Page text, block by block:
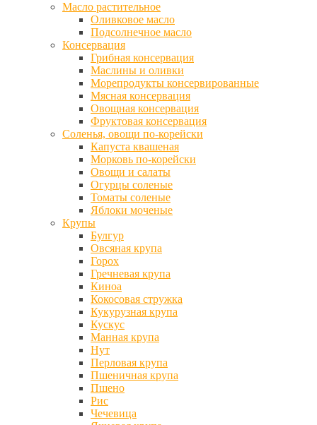
Масло растительное
Оливковое масло
Подсолнечное масло
Консервация
Грибная консервация
Маслины и оливки
Морепродукты консервированные
Мясная консервация
Овощная консервация
Фруктовая консервация
Соленья, овощи по-корейски
Капуста квашеная
Морковь по-корейски
Овощи и салаты
Огурцы соленые
Томаты соленые
Яблоки моченые
Крупы
Булгур
Овсяная крупа
Горох
Гречневая крупа
Киноа
Кокосовая стружка
Кукурузная крупа
Кускус
Манная крупа
Нут
Перловая крупа
Пшеничная крупа
Пшено
Рис
Чечевица